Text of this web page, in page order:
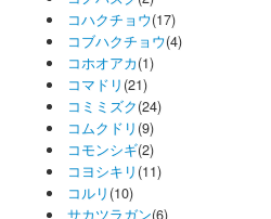
コハクチョウ(17)
コブハクチョウ(4)
コホオアカ(1)
コマドリ (21)
コミミズク(24)
コムクドリ (9)
コモンシギ(2)
コヨシキリ (11)
コルリ (10)
サカツラガン(6)